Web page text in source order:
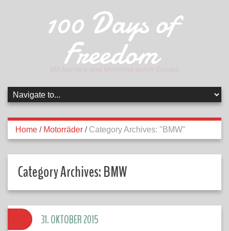
100 Days of
Freedom
Home / Motorräder / Category Archives: "BMW"
Category Archives:BMW
31. OKTOBER 2015